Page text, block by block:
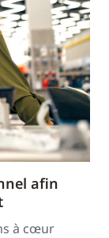
afin
à cœur